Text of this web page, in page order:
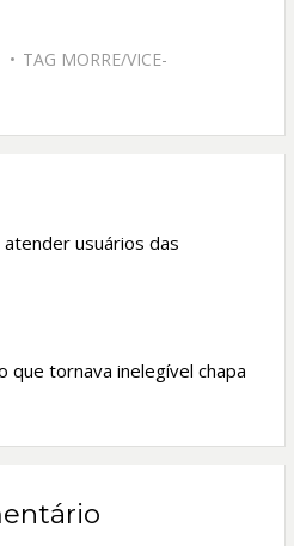
at
A
ittai
TAG MORRE/VICE-
usuários das
que tornava inelegível chapa